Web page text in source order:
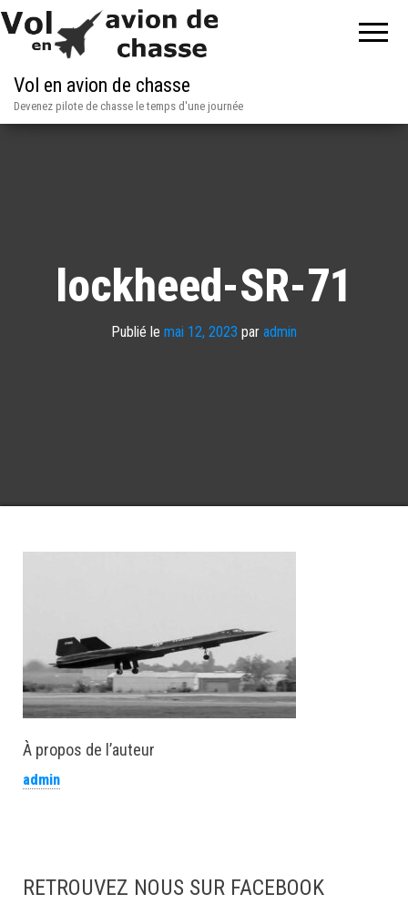
Vol en avion de chasse
Devenez pilote de chasse le temps d'une journée
lockheed-SR-71
Publié le mai 12, 2023 par admin
À propos de l’auteur
admin
RETROUVEZ NOUS SUR FACEBOOK